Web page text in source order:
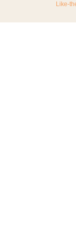
Like-